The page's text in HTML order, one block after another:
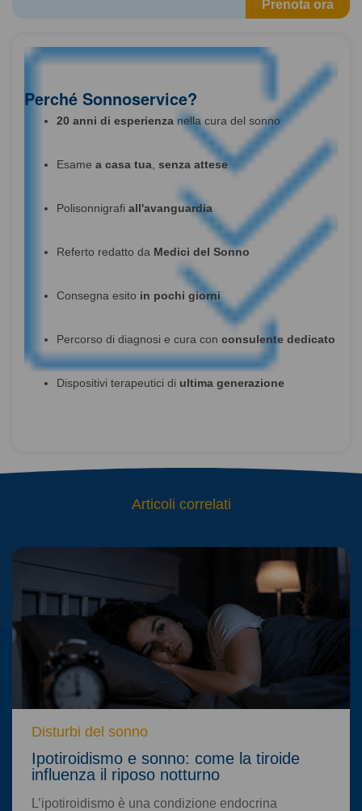
Prenota ora
Perché Sonnoservice?
20 anni di esperienza nella cura del sonno
Esame a casa tua senza attese
Polisonnigrafi all'avanguardia
Referto redatto da Medici del Sonno
Consegna esito in pochi giorni
Percorso di diagnosi e cura con consulente dedicato
Dispositivi terapeutici di ultima generazione
Articoli correlati
Disturbi del sonno
Ipotiroidismo e sonno: come la tiroide
influenza il riposo notturno
L’ipotiroidismo è una condizione endocrina